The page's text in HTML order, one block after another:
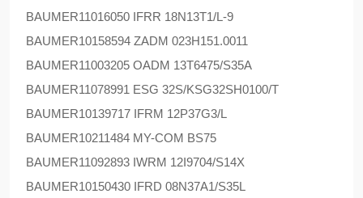
BAUMER11016050 IFRR 18N13T1/L-9
BAUMER10158594 ZADM 023H151.0011
BAUMER11003205 OADM 13T6475/S35A
BAUMER11078991 ESG 32S/KSG32SH0100/T
BAUMER10139717 IFRM 12P37G3/L
BAUMER10211484 MY-COM BS75
BAUMER11092893 IWRM 12I9704/S14X
BAUMER10150430 IFRD 08N37A1/S35L